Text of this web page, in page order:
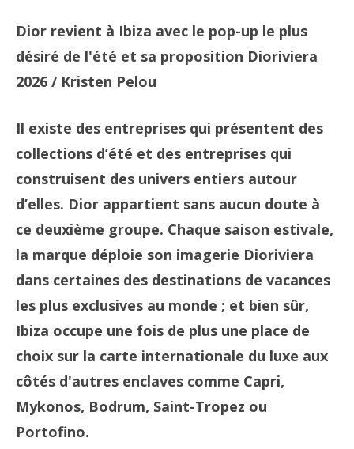
Dior revient à Ibiza avec le pop-up le plus
désiré de l'été et sa proposition Dioriviera
2026 / Kristen Pelou
Il existe des entreprises qui présentent des
collections d’été et des entreprises qui
construisent des univers entiers autour
d’elles. Dior appartient sans aucun doute à
ce deuxième groupe. Chaque saison estivale,
la marque déploie son imagerie Dioriviera
dans certaines des destinations de vacances
les plus exclusives au monde ; et bien sûr,
Ibiza occupe une fois de plus une place de
choix sur la carte internationale du luxe aux
côtés d'autres enclaves comme Capri,
Mykonos, Bodrum, Saint-Tropez ou
Portofino.